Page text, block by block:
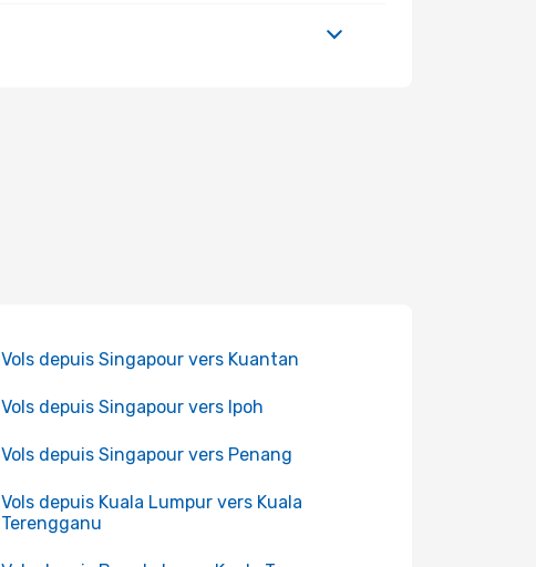
Vols depuis Singapour vers Kuantan
Vols depuis Singapour vers Ipoh
Vols depuis Singapour vers Penang
Vols depuis Kuala Lumpur vers Kuala
Terengganu